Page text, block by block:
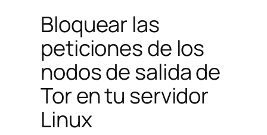
Bloquear las
peticiones de los
nodos de salida de
Tor en tu servidor
Linux